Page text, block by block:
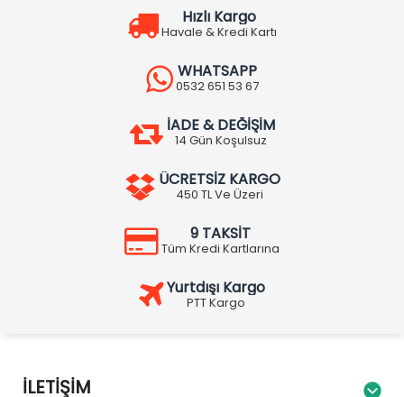
Hızlı Kargo
Havale & Kredi Kartı
WHATSAPP
0532 651 53 67
İADE & DEĞİŞİM
14 Gün Koşulsuz
ÜCRETSİZ KARGO
450 TL Ve Üzeri
9 TAKSİT
Tüm Kredi Kartlarına
Yurtdışı Kargo
PTT Kargo
İLETIŞIM